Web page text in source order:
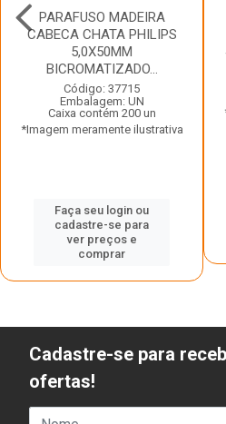
PARAFUSO MADEIRA
CABECA CHATA PHILIPS
5,0X50MM
BICROMATIZADO...
Código: 37715
Embalagem: UN
Caixa contém 200 un
*Imagem meramente ilustrativa
Faça seu login ou
cadastre-se para
ver preços e
comprar
Cadastre-se para
ofertas!